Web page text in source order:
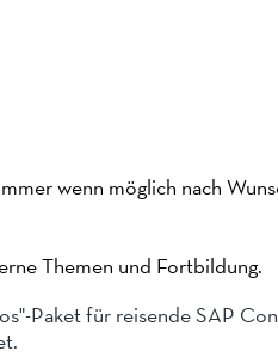
wenn möglich nach
Themen und Fortbildung.
Paket für reisende SAP